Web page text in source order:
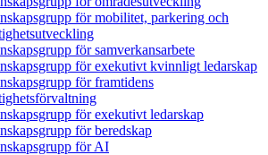
för mobilitet, parkering och
för samverkansarbete
för exekutivt kvinnligt ledarskap
för framtidens
för exekutivt ledarskap
för beredskap
för AI